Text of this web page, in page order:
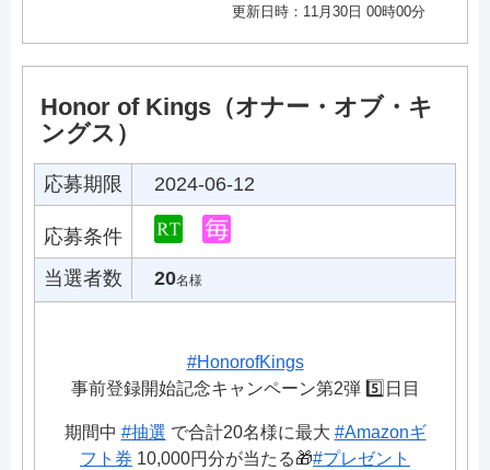
更新日時：11月30日 00時00分
Honor of Kings（オナー・オブ・キ
ングス）
応募期限 2024-06-12
応募条件
当選者数
20名様
#HonorofKings
事前登録開始記念キャンペーン第2弾 5️⃣日目
期間中 #抽選 で合計20名様に最大 #Amazonギ
フト券 10,000円分が当たる🎁#プレゼント